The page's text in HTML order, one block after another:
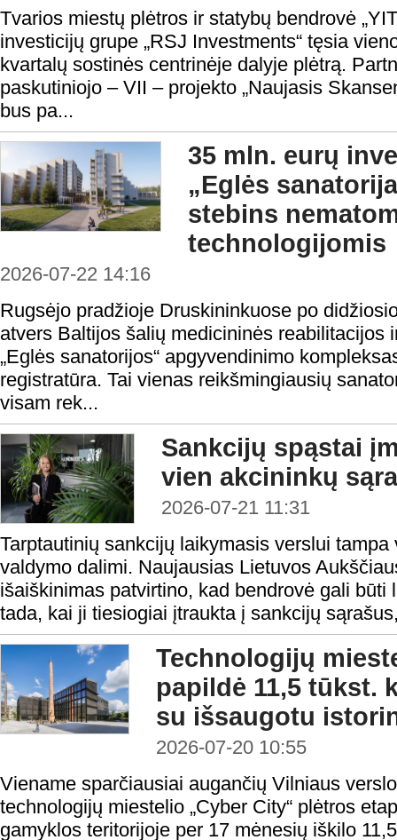
Tvarios miestų plėtros ir statybų bendrovė
investicijų grupe „RSJ Investments“ tęsia
kvartalų sostinės centrinėje dalyje plėtrą.
paskutiniojo – VII – projekto „Naujasis
bus pa...
35 mln. eurų
„Eglės
stebins
technologijomis
2026-07-22 14:16
Rugsėjo pradžioje Druskininkuose po
atvers Baltijos šalių medicininės reabilitacijos
„Eglės sanatorijos“ apgyvendinimo
registratūra. Tai vienas reikšmingiausių
visam rek...
Sankcijų spąstai
vien akcininkų
2026-07-21 11:31
Tarptautinių sankcijų laikymasis verslui
valdymo dalimi. Naujausias Lietuvos
išaiškinimas patvirtino, kad bendrovė gali būti
tada, kai ji tiesiogiai įtraukta į sankcijų
Technologijų
papildė 11,5 tūkst.
su išsaugotu
2026-07-20 10:55
Viename sparčiausiai augančių Vilniaus
technologijų miestelio „Cyber City“ plėtros
gamyklos teritorijoje per 17 mėnesių iškilo